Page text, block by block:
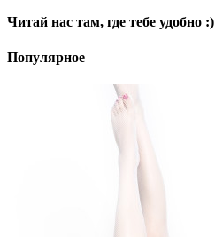
Читай нас там, где тебе удобно :)
Популярное